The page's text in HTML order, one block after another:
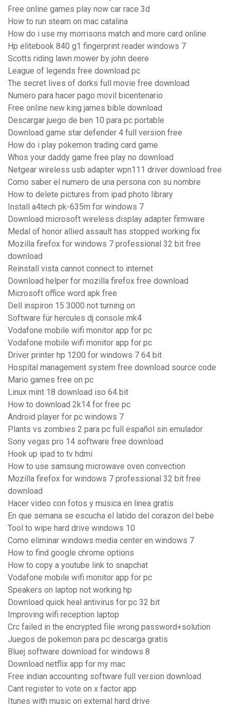
Free online games play now car race 3d
How to run steam on mac catalina
How do i use my morrisons match and more card online
Hp elitebook 840 g1 fingerprint reader windows 7
Scotts riding lawn mower by john deere
League of legends free download pc
The secret lives of dorks full movie free download
Numero para hacer pago movil bicentenario
Free online new king james bible download
Descargar juego de ben 10 para pc portable
Download game star defender 4 full version free
How do i play pokemon trading card game
Whos your daddy game free play no download
Netgear wireless usb adapter wpn111 driver download free
Como saber el numero de una persona con su nombre
How to delete pictures from ipad photo library
Install a4tech pk-635m for windows 7
Download microsoft wireless display adapter firmware
Medal of honor allied assault has stopped working fix
Mozilla firefox for windows 7 professional 32 bit free
download
Reinstall vista cannot connect to internet
Download helper for mozilla firefox free download
Microsoft office word apk free
Dell inspiron 15 3000 not turning on
Software für hercules dj console mk4
Vodafone mobile wifi monitor app for pc
Vodafone mobile wifi monitor app for pc
Driver printer hp 1200 for windows 7 64 bit
Hospital management system free download source code
Mario games free on pc
Linux mint 18 download iso 64 bit
How to download 2k14 for free pc
Android player for pc windows 7
Plants vs zombies 2 para pc full español sin emulador
Sony vegas pro 14 software free download
Hook up ipad to tv hdmi
How to use samsung microwave oven convection
Mozilla firefox for windows 7 professional 32 bit free
download
Hacer video con fotos y musica en linea gratis
En que semana se escucha el latido del corazon del bebe
Tool to wipe hard drive windows 10
Como eliminar windows media center en windows 7
How to find google chrome options
How to copy a youtube link to snapchat
Vodafone mobile wifi monitor app for pc
Speakers on laptop not working hp
Download quick heal antivirus for pc 32 bit
Improving wifi reception laptop
Crc failed in the encrypted file wrong password+solution
Juegos de pokemon para pc descarga gratis
Bluej software download for windows 8
Download netflix app for my mac
Free indian accounting software full version download
Cant register to vote on x factor app
Itunes with music on external hard drive